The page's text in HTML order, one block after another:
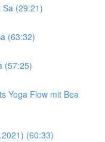
Sa (29:21)
(63:32)
(57:25)
Yoga Flow mit Bea
(60:33)